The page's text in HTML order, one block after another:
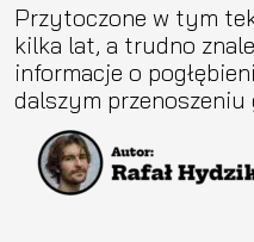
Przytoczone w tym
kilka lat, a trudno
informacje o
dalszym przenoszeniu